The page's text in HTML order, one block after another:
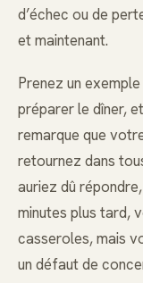
d’échec ou de
et maintenant.
Prenez un
préparer le dîner,
remarque que
retournez dans
auriez dû
minutes plus tard,
casseroles, mais
un défaut de